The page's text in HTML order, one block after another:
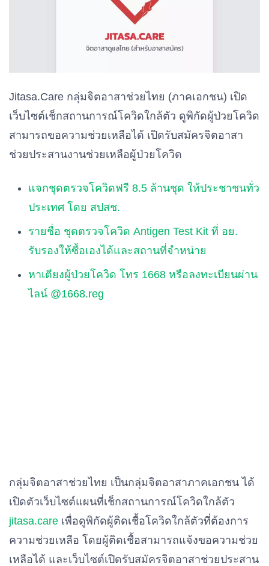
Jitasa.Care กลุ่มจิตอาสาช่วยไทย (ภาคเอกชน) เปิด
เว็บไซต์เช็กสถานการณ์โควิดใกล้ตัว ดูพิกัดผู้ป่วยโควิด
สามารถขอความช่วยเหลือได้ เปิดรับสมัครจิตอาสา
ช่วยประสานงานช่วยเหลือผู้ป่วยโควิด
แจกชุดตรวจโควิดฟรี 8.5 ล้านชุด ให้ประชาชนทั่ว
ประเทศ โดย สปสช.
รายชื่อ ชุดตรวจโควิด Antigen Test Kit ที่ อย.
รับรองให้ซื้อเองได้และสถานที่จำหน่าย
หาเตียงผู้ป่วยโควิด โทร 1668 หรือลงทะเบียนผ่าน
ไลน์ @1668.reg
กลุ่มจิตอาสาช่วยไทย เป็นกลุ่มจิตอาสาภาคเอกชน ได้
เปิดตัวเว็บไซต์แผนที่เช็กสถานการณ์โควิดใกล้ตัว
jitasa.care เพื่อดูพิกัดผู้ติดเชื้อโควิดใกล้ตัวที่ต้องการ
ความช่วยเหลือ โดยผู้ติดเชื้อสามารถแจ้งขอความช่วย
เหลือได้ และเว็บไซต์เปิดรับสมัครจิตอาสาช่วยประสาน